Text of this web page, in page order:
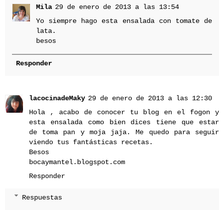
Mila 29 de enero de 2013 a las 13:54
Yo siempre hago esta ensalada con tomate de
lata.
besos
Responder
lacocinadeMaky 29 de enero de 2013 a las 12:30
Hola , acabo de conocer tu blog en el fogon y
esta ensalada como bien dices tiene que estar
de toma pan y moja jaja. Me quedo para seguir
viendo tus fantásticas recetas.
Besos
bocaymantel.blogspot.com
Responder
Respuestas